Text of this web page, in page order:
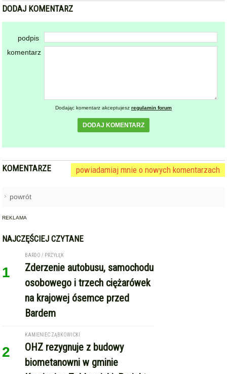
DODAJ KOMENTARZ
podpis
komentarz
Dodając komentarz akceptujesz regulamin forum
DODAJ KOMENTARZ
KOMENTARZE powiadamiaj mnie o nowych komentarzach
powrót
REKLAMA
NAJCZĘŚCIEJ CZYTANE
1
BARDO / PRZYŁĘK
Zderzenie autobusu, samochodu
osobowego i trzech ciężarówek
na krajowej ósemce przed
Bardem
2
KAMIENIEC ZĄBKOWICKI
OHZ rezygnuje z budowy
biometanowni w gminie